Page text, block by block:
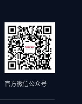
官方微信公众号